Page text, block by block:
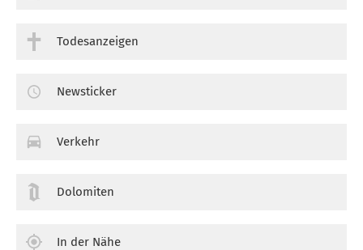
Todesanzeigen
Newsticker
Verkehr
Dolomiten
In der Nähe